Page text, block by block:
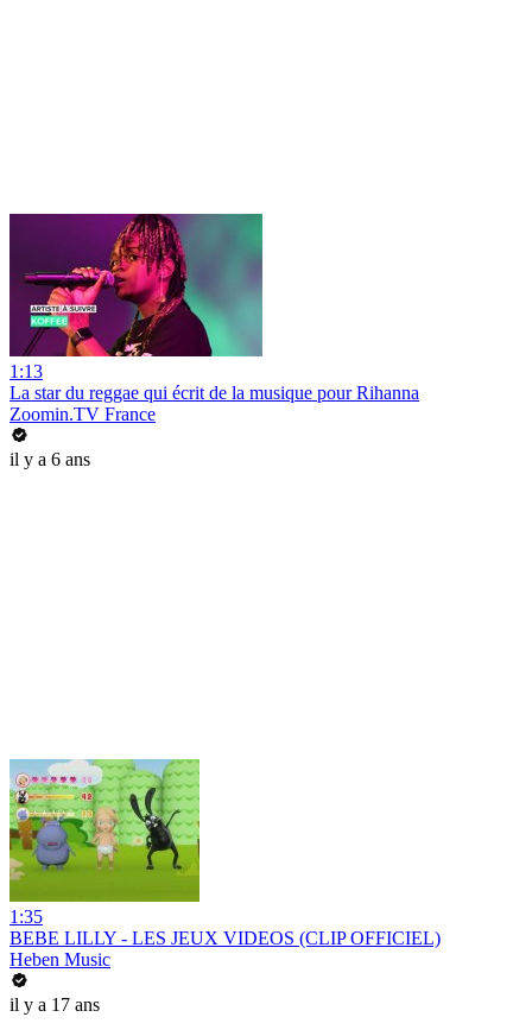
1:13
La star du reggae qui écrit de la musique pour Rihanna
Zoomin.TV France
il y a 6 ans
1:35
BEBE LILLY - LES JEUX VIDEOS (CLIP OFFICIEL)
Heben Music
il y a 17 ans